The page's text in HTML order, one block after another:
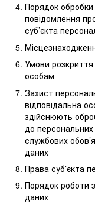
Порядок
повідомлення
суб’єкта
Умови розкриття
особам
Захист
відповідальна
здійснюють
до персональних
службових
даних
Права суб’єкта
Порядок роботи
даних